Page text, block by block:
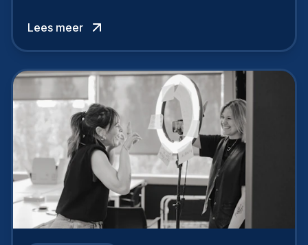
niet van vandaag op morgen. Hoe pak je dat
aan, starten met employer branding?
Lees meer